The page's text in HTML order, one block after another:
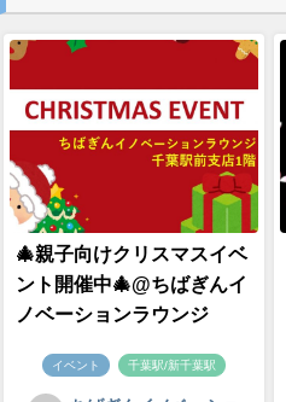
🎄親子向けクリスマスイベ
ント開催中🎄@ちばぎんイ
ノベーションラウンジ
イベント 千葉駅/新千葉駅